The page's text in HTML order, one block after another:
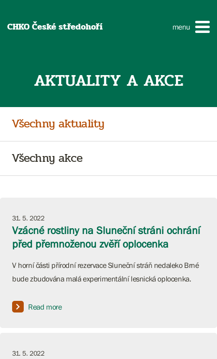
CHKO České středohoří menu
AKTUALITY A AKCE
Všechny aktuality
Všechny akce
31. 5. 2022
Vzácné rostliny na Sluneční stráni ochrání
před přemnoženou zvěří oplocenka
V horní části přírodní rezervace Sluneční stráň nedaleko Brné
bude zbudována malá experimentální lesnická oplocenka.
Read more
31. 5. 2022